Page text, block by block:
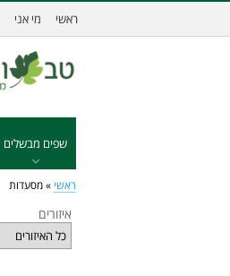
ראשי מי אני
שפים מבשלים
ראשי » מסעדות
איזורים